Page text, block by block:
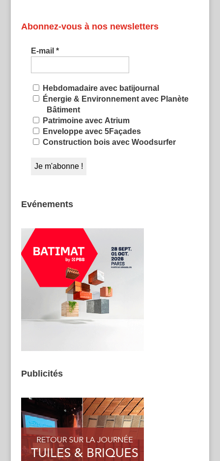
Abonnez-vous à nos newsletters
E-mail *
Hebdomadaire avec batijournal
Énergie & Environnement avec Planète
Bâtiment
Patrimoine avec Atrium
Enveloppe avec 5Façades
Construction bois avec Woodsurfer
Evénements
Publicités